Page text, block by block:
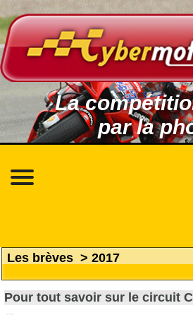
La
par la
Les brèves > 2017
Pour tout savoir sur le circuit